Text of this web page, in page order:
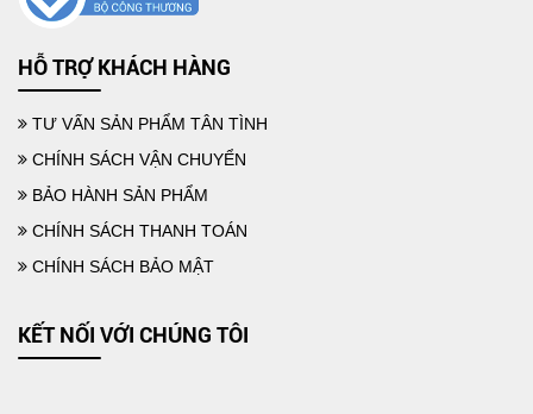
MỘT SỐ CÁCH LỌC NƯỚC PHÈN TẠI NHÀ HIỆU QUẢ DỄ LÀM
HỖ TRỢ KHÁCH HÀNG
TƯ VẤN SẢN PHẨM TÂN TÌNH
CHÍNH SÁCH VẬN CHUYỂN
BẢO HÀNH SẢN PHẨM
CHÍNH SÁCH THANH TOÁN
CHÍNH SÁCH BẢO MẬT
KẾT NỐI VỚI CHÚNG TÔI